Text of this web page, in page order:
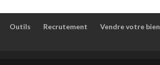
Outils Recrutement Vendre votre bien